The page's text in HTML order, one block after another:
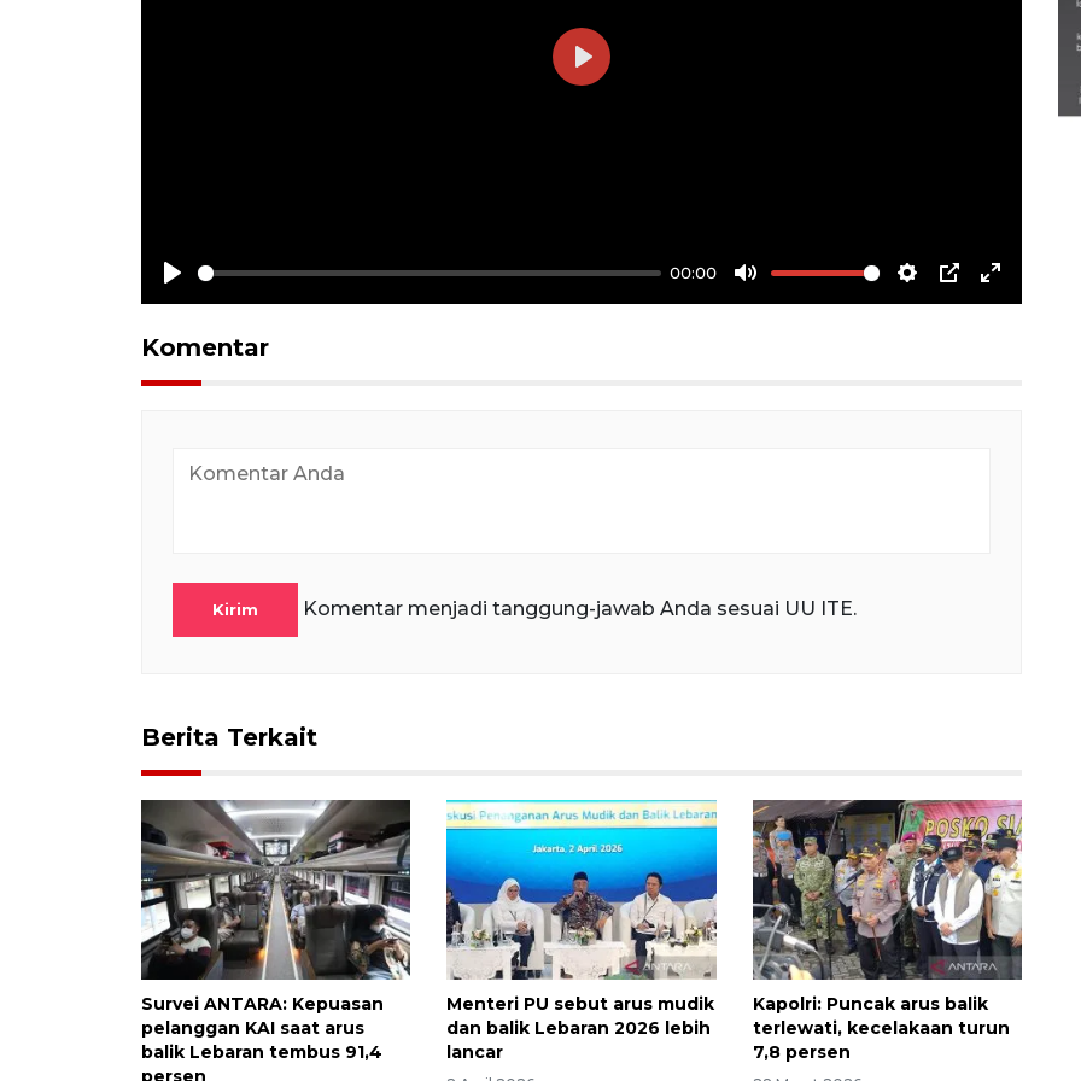
Play
00:00
Mute Settings
PIP Enter
Play
Komentar
Kirim Komentar menjadi tanggung-jawab Anda sesuai UU ITE.
Berita Terkait
Survei ANTARA: Kepuasan
pelanggan KAI saat arus
balik Lebaran tembus 91,4
persen
Menteri PU sebut arus mudik
dan balik Lebaran 2026 lebih
lancar
Kapolri: Puncak arus balik
terlewati, kecelakaan turun
7,8 persen